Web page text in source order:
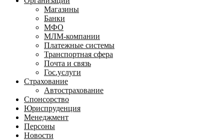
Магазины
Банки
МФО
МЛМ-компании
Платежные системы
Транспортная сфера
Почта и связь
Гос.услуги
Страхование
Автострахование
Спонсорство
Юриспруденция
Менеджмент
Персоны
Новости